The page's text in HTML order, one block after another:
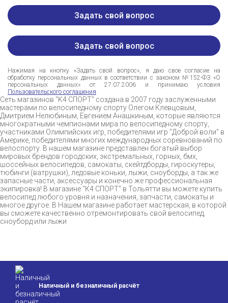
Нажимая на кнопку «Задать свой вопрос», я даю свое согласие на
обработку персональных данных в соответствии с законом №152-ФЗ «О
персональных данных» от 27.07.2006 и принимаю условия
Пользовательского соглашения
Сеть магазинов "K4 СПОРТ" создана в 2007 году заслуженными
мастерами по велосипедному спорту Олегом Клевцовым,
Дмитрием Нелюбиным, Евгением Анашкиным, которые являются
многократными чемпионами мира по велосипедному спорту,
участниками Олимпийских игр, победителями игр "Доброй воли" в
Америке, победителями многих международных соревнований по
велоспорту. В нашем магазине представлен богатый выбор
мировых брендов городских, экстремальных, горных, бмх,
шоссейных велосипедов, самокаты, скейтдборды, гироскутеры,
тюбинги (ватрушки), ледовые коньки, лыжи, сноуборды, а так же
запасные части, аксессуары и конечно же профессиональная
экипировка! В магазине "К4 СПОРТ" в Тольятти вы можете купить
велосипед любого уровня и назначения, запчасти, самокаты и
многое другое. В Нашем магазине работает мастерская, в которой
вы сможете качественно отремонтировать свой велосипед,
сноуборд или лыжи
Наличный и безналичный расчёт